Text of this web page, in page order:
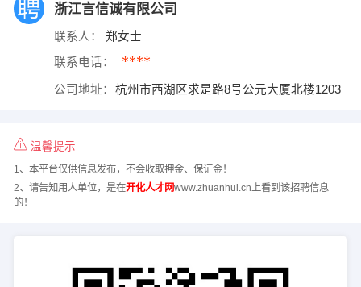
浙江言信诚有限公司
联系人： 郑女士
联系电话： ****
公司地址： 杭州市西湖区求是路8号公元大厦北楼1203
温馨提示
1、本平台仅供信息发布，不会收取押金、保证金！
2、请告知用人单位，是在开化人才网www.zhuanhui.cn上看到该招聘信息
的！